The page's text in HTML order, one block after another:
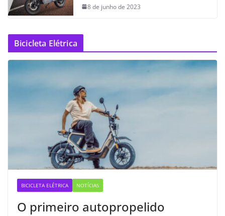
8 de junho de 2023
Bicicleta Elétrica
BICICLETA ELÉTRICA NOTÍCIAS
O primeiro autopropelido